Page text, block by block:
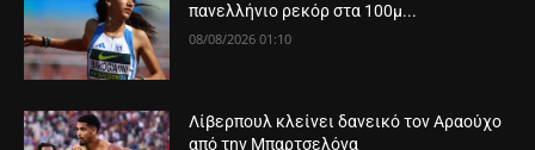
πανελλήνιο ρεκόρ στα 100μ...
08/08/2026 01:10
Λίβερπουλ κλείνει δανεικό τον Αραούχο
από την Μπαρτσελόνα